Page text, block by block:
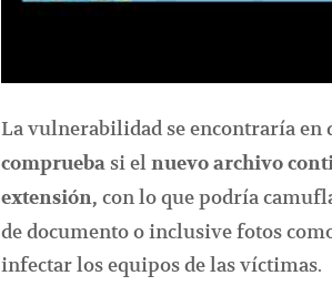
La vulnerabilidad se encontraría en
compruebasi elnuevo archivo
extensión, con lo que podría
de documento o inclusive fotos
infectar los equipos de las víctimas.